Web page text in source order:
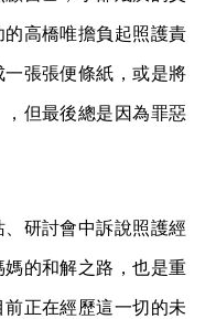
高橋唯擔負起照護責
張張便條紙，或是將
但最後總是因為罪惡
研討會中訴說照護經
的和解之路，也是重
正在經歷這一切的未